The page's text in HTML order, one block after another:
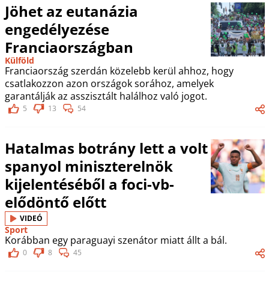
Jöhet az eutanázia
engedélyezése
Franciaországban
Külföld
Franciaország szerdán közelebb kerül ahhoz, hogy
csatlakozzon azon országok sorához, amelyek
garantálják az asszisztált halálhoz való jogot.
5 13 54
Hatalmas botrány lett a volt
spanyol miniszterelnök
kijelentéséből a foci-vb-
elődöntő előtt
VIDEÓ
Sport
Korábban egy paraguayi szenátor miatt állt a bál.
0 8 45